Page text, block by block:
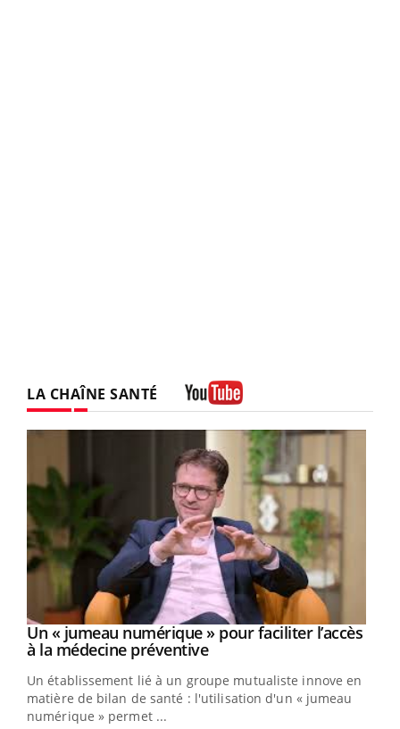
LA CHAÎNE SANTÉ
Youtube
Un « jumeau numérique » pour faciliter l’accès
à la médecine préventiveYoutube
Un établissement lié à un groupe mutualiste innove en
matière de bilan de santé : l'utilisation d'un « jumeau
numérique » permet ...